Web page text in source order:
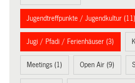
Jugendtreffpunkte / Jugendkultur (11)
Jugi / Pfadi / Ferienhäuser (3)
Meetings (1) Open Air (9)